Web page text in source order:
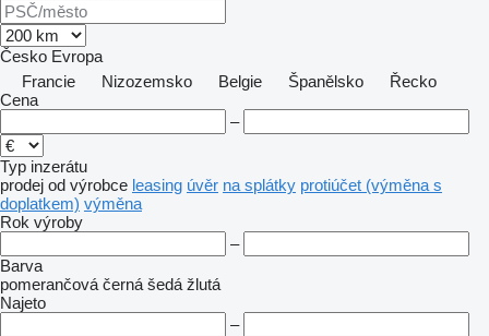
Česko Evropa
Francie
Nizozemsko Belgie Španělsko
Řecko
Cena
–
Typ inzerátu
prodej od výrobce leasing úvěr na splátky protiúčet (výměna s
doplatkem) výměna
Rok výroby
–
Barva
pomerančová černá šedá žlutá
Najeto
–